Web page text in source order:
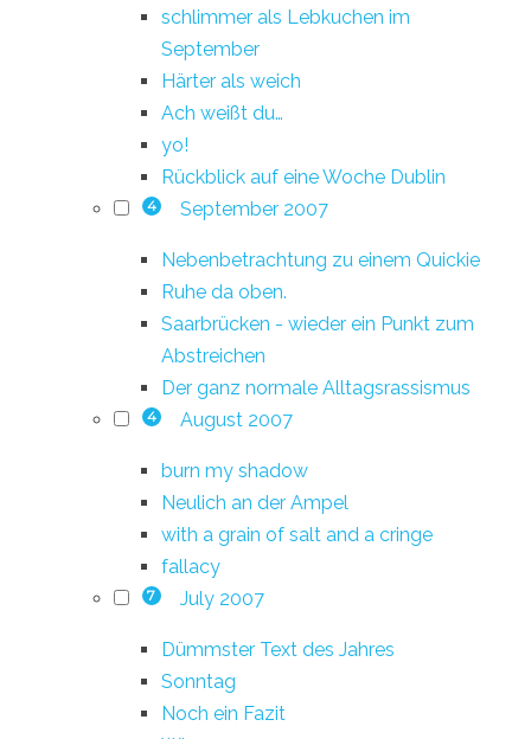
schlimmer als Lebkuchen im
September
Härter als weich
Ach weißt du…
yo!
Rückblick auf eine Woche Dublin
4 September 2007
Nebenbetrachtung zu einem Quickie
Ruhe da oben.
Saarbrücken - wieder ein Punkt zum
Abstreichen
Der ganz normale Alltagsrassismus
4 August 2007
burn my shadow
Neulich an der Ampel
with a grain of salt and a cringe
fallacy
7 July 2007
Dümmster Text des Jahres
Sonntag
Noch ein Fazit